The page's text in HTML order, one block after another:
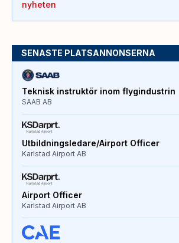
nyheten
SENASTE PLATSANNONSERNA
Teknisk instruktör inom flygindustrin
SAAB AB
Utbildningsledare/Airport Officer
Karlstad Airport AB
Airport Officer
Karlstad Airport AB